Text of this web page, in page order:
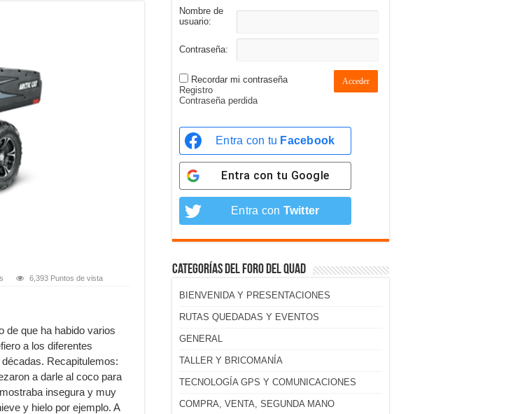
6,393 Puntos de vista
de que ha habido varios
a los diferentes
Recapitulemos:
a darle al coco para
insegura y muy
y hielo por ejemplo. A
Nombre de
usuario:
Contraseña:
Recordar mi contraseña Acceder
Registro
Contraseña perdida
Entra con tu Facebook
Entra con tu Google
Entra con Twitter
Categorías del foro del Quad
BIENVENIDA Y PRESENTACIONES
RUTAS QUEDADAS Y EVENTOS
GENERAL
TALLER Y BRICOMANÍA
TECNOLOGÍA GPS Y COMUNICACIONES
COMPRA, VENTA, SEGUNDA MANO